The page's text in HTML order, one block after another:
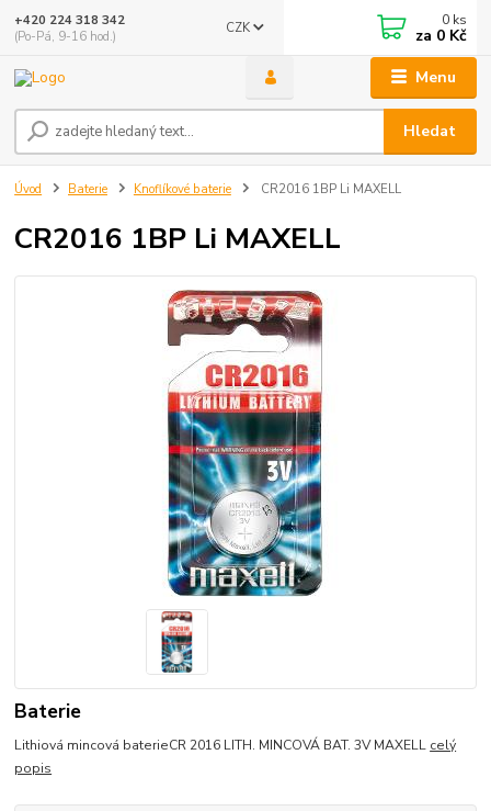
Menu
CZK
Hledat
+420 224 318 342
(Po-Pá, 9-16 hod.)
0 ks
za 0 Kč
Úvod Baterie Knoflíkové baterie CR2016 1BP Li MAXELL
CR2016 1BP Li MAXELL
Baterie
Lithiová mincová baterieCR 2016 LITH. MINCOVÁ BAT. 3V MAXELL celý
popis